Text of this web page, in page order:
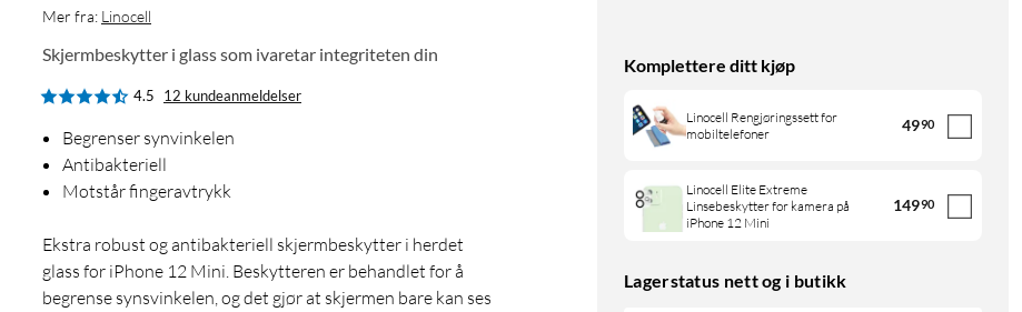
Komplettere ditt kjøp
Linocell Rengjøringssett for
mobiltelefoner
4990
Linocell Elite Extreme
Linsebeskytter for kamera på
iPhone 12 Mini
14990
Lagerstatus nett og i butikk
Mer fra: Linocell
Skjermbeskytter i glass som ivaretar integriteten din
4.5 12 kundeanmeldelser
Begrenser synvinkelen
Antibakteriell
Motstår fingeravtrykk
Ekstra robust og antibakteriell skjermbeskytter i herdet
glass for iPhone 12 Mini. Beskytteren er behandlet for å
begrense synsvinkelen, og det gjør at skjermen bare kan ses